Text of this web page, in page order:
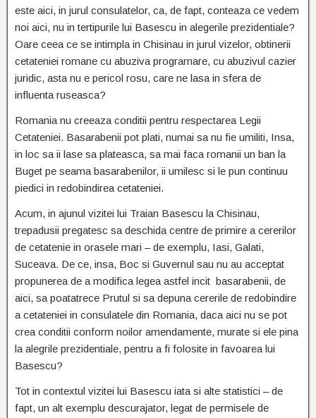
este aici, in jurul consulatelor, ca, de fapt, conteaza ce vedem
noi aici, nu in tertipurile lui Basescu in alegerile prezidentiale?
Oare ceea ce se intimpla in Chisinau in jurul vizelor, obtinerii
cetateniei romane cu abuziva programare, cu abuzivul cazier
juridic, asta nu e pericol rosu, care ne lasa in sfera de
influenta ruseasca?
Romania nu creeaza conditii pentru respectarea Legii
Cetateniei. Basarabenii pot plati, numai sa nu fie umiliti, Insa,
in loc sa ii lase sa plateasca, sa mai faca romanii un ban la
Buget pe seama basarabenilor, ii umilesc si le pun continuu
piedici in redobindirea cetateniei.
Acum, in ajunul vizitei lui Traian Basescu la Chisinau,
trepadusii pregatesc sa deschida centre de primire a cererilor
de cetatenie in orasele mari – de exemplu, Iasi, Galati,
Suceava. De ce, insa, Boc si Guvernul sau nu au acceptat
propunerea de a modifica legea astfel incit basarabenii, de
aici, sa poatatrece Prutul si sa depuna cererile de redobindire
a cetateniei in consulatele din Romania, daca aici nu se pot
crea conditii conform noilor amendamente, murate si ele pina
la alegrile prezidentiale, pentru a fi folosite in favoarea lui
Basescu?
Tot in contextul vizitei lui Basescu iata si alte statistici – de
fapt, un alt exemplu descurajator, legat de permisele de